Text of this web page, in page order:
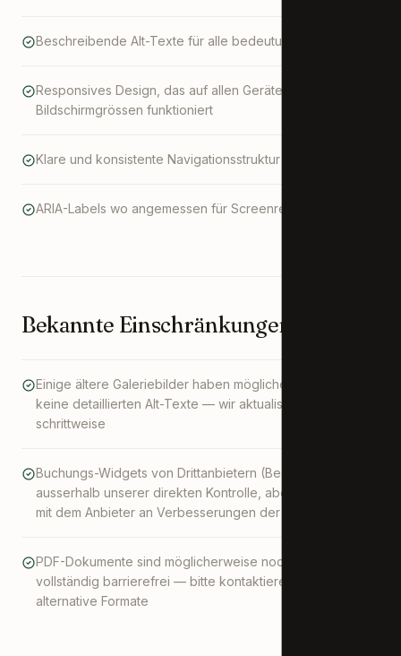
Beschreibende Alt-Texte für alle bedeutungsvollen Bilder
Responsives Design, das auf allen Geräten und
Bildschirmgrössen funktioniert
Klare und konsistente Navigationsstruktur
ARIA-Labels wo angemessen für Screenreader-Nutzer
Bekannte Einschränkungen
Einige ältere Galeriebilder haben möglicherweise noch
keine detaillierten Alt-Texte — wir aktualisieren diese
schrittweise
Buchungs-Widgets von Drittanbietern (Beds24) liegen
ausserhalb unserer direkten Kontrolle, aber wir arbeiten
mit dem Anbieter an Verbesserungen der Barrierefreiheit
PDF-Dokumente sind möglicherweise noch nicht
vollständig barrierefrei — bitte kontaktieren Sie uns für
alternative Formate